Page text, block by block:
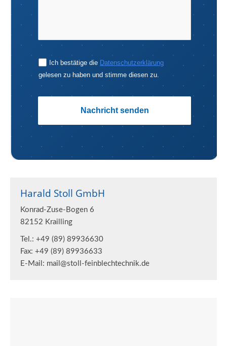
Ich bestätige die Datenschutzerklärung
gelesen zu haben und stimme diesen zu.
Nachricht senden
Harald Stoll GmbH
Konrad-Zuse-Bogen 6
82152 Krailling
Tel.: +49 (89) 89936630
Fax: +49 (89) 89936633
E-Mail: mail@stoll-feinblechtechnik.de